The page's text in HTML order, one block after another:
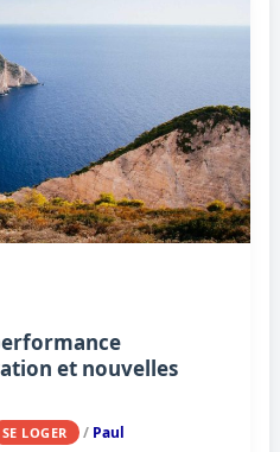
et nouvelles
SE LOGER / Paul